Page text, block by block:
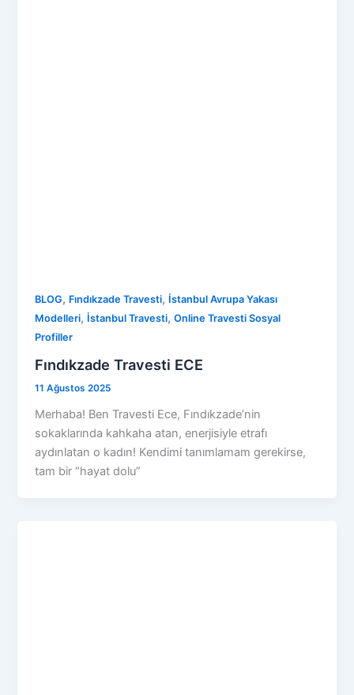
BLOG, Fındıkzade Travesti, İstanbul Avrupa Yakası
Modelleri, İstanbul Travesti,Online Travesti Sosyal
Profiller
Fındıkzade Travesti ECE
11 Ağustos 2025
Merhaba! Ben Travesti Ece, Fındıkzade’nin
sokaklarında kahkaha atan, enerjisiyle etrafı
aydınlatan o kadın! Kendimi tanımlamam gerekirse,
tam bir “hayat dolu”